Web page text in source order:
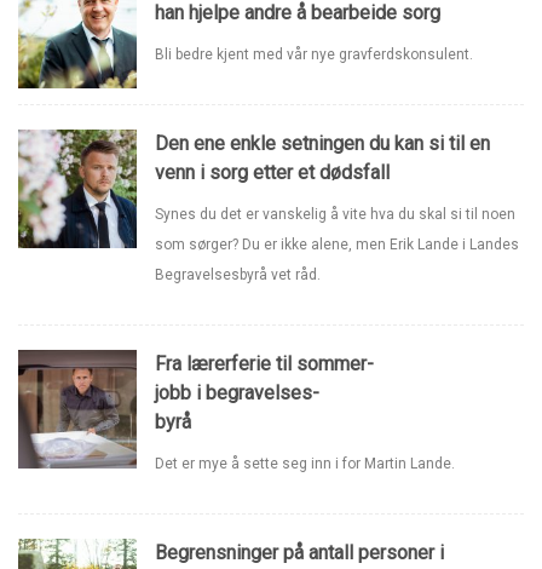
han hjelpe andre å bearbeide sorg
Bli bedre kjent med vår nye gravferdskonsulent.
Den ene enkle setningen du kan si til en
venn i sorg etter et dødsfall
Synes du det er vanskelig å vite hva du skal si til noen
som sørger? Du er ikke alene, men Erik Lande i Landes
Begravelsesbyrå vet råd.
Fra lærerferie til sommer-
jobb i begravelses-
byrå
Det er mye å sette seg inn i for Martin Lande.
Begrensninger på antall personer i